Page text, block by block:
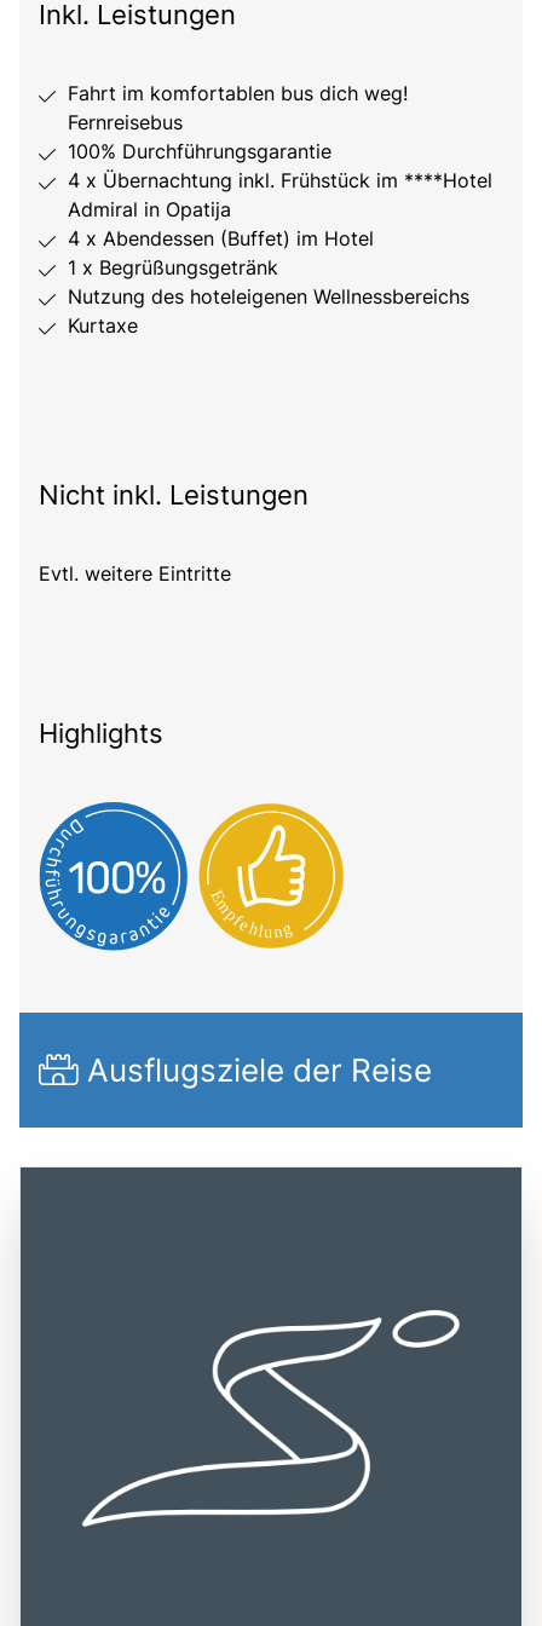
Inkl. Leistungen
Fahrt im komfortablen bus dich weg!
Fernreisebus
100% Durchführungsgarantie
4 x Übernachtung inkl. Frühstück im ****Hotel
Admiral in Opatija
4 x Abendessen (Buffet) im Hotel
1 x Begrüßungsgetränk
Nutzung des hoteleigenen Wellnessbereichs
Kurtaxe
Nicht inkl. Leistungen
Evtl. weitere Eintritte
Highlights
Ausflugsziele der Reise